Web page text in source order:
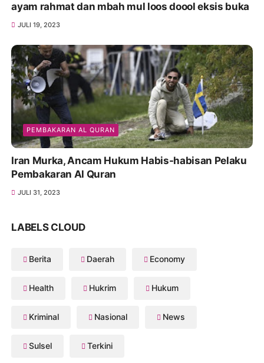
ayam rahmat dan mbah mul loos doool eksis buka
JULI 19, 2023
PEMBAKARAN AL QURAN
Iran Murka, Ancam Hukum Habis-habisan Pelaku
Pembakaran Al Quran
JULI 31, 2023
LABELS CLOUD
Berita Daerah Economy
Health Hukrim Hukum
Kriminal Nasional News
Sulsel Terkini